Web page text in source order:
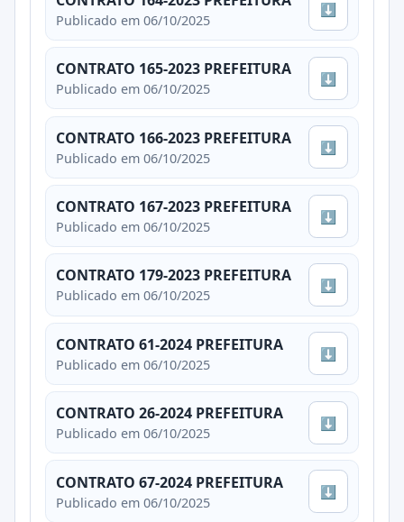
Publicado em 06/10/2025
⬇
CONTRATO 165-2023 PREFEITURA
Publicado em 06/10/2025
⬇
CONTRATO 166-2023 PREFEITURA
Publicado em 06/10/2025
⬇
CONTRATO 167-2023 PREFEITURA
Publicado em 06/10/2025
⬇
CONTRATO 179-2023 PREFEITURA
Publicado em 06/10/2025
⬇
CONTRATO 61-2024 PREFEITURA
Publicado em 06/10/2025
⬇
CONTRATO 26-2024 PREFEITURA
Publicado em 06/10/2025
⬇
CONTRATO 67-2024 PREFEITURA
Publicado em 06/10/2025
⬇